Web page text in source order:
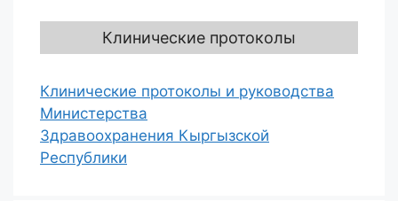
Клинические протоколы
Клинические протоколы и руководства
Министерства
Здравоохранения Кыргызской
Республики